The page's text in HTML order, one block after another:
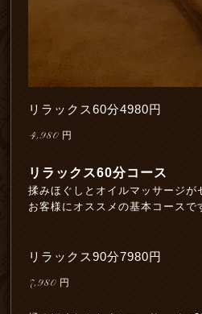
リラックス60分4980円
4,980 円
リラックス60分コース
揉みほぐしとオイルマッサージが
お客様にオススメの基本コースで
リラックス90分7980円
7,980 円